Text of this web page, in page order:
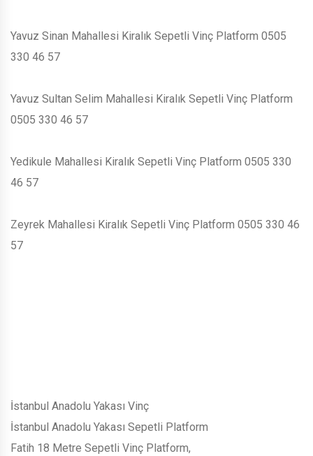
Yavuz Sinan Mahallesi Kiralık Sepetli Vinç Platform 0505
330 46 57
Yavuz Sultan Selim Mahallesi Kiralık Sepetli Vinç Platform
0505 330 46 57
Yedikule Mahallesi Kiralık Sepetli Vinç Platform 0505 330
46 57
Zeyrek Mahallesi Kiralık Sepetli Vinç Platform 0505 330 46
57
İstanbul Anadolu Yakası Vinç
İstanbul Anadolu Yakası Sepetli Platform
Fatih 18 Metre Sepetli Vinç Platform,